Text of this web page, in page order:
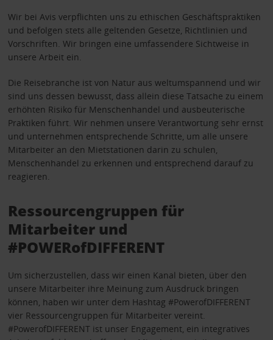
Wir bei Avis verpflichten uns zu ethischen Geschäftspraktiken
und befolgen stets alle geltenden Gesetze, Richtlinien und
Vorschriften. Wir bringen eine umfassendere Sichtweise in
unsere Arbeit ein.
Die Reisebranche ist von Natur aus weltumspannend und wir
sind uns dessen bewusst, dass allein diese Tatsache zu einem
erhöhten Risiko für Menschenhandel und ausbeuterische
Praktiken führt. Wir nehmen unsere Verantwortung sehr ernst
und unternehmen entsprechende Schritte, um alle unsere
Mitarbeiter an den Mietstationen darin zu schulen,
Menschenhandel zu erkennen und entsprechend darauf zu
reagieren.
Ressourcengruppen für
Mitarbeiter und
#POWERofDIFFERENT
Um sicherzustellen, dass wir einen Kanal bieten, über den
unsere Mitarbeiter ihre Meinung zum Ausdruck bringen
können, haben wir unter dem Hashtag #PowerofDIFFERENT
vier Ressourcengruppen für Mitarbeiter vereint.
#PowerofDIFFERENT ist unser Engagement, ein integratives